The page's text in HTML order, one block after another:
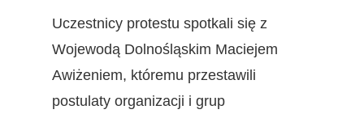
Uczestnicy protestu spotkali się z
Wojewodą Dolnośląskim Maciejem
Awiżeniem, któremu przestawili
postulaty organizacji i grup